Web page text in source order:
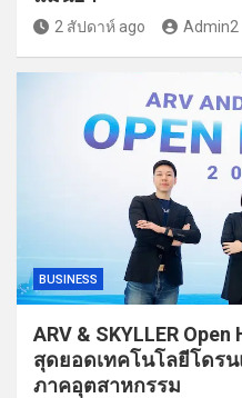
2 สัปดาห์ ago Admin2
BUSINESS
ARV & SKYLLER
สุดยอดเทคโนโลยีโดร
ภาคอุตสาหกรรม